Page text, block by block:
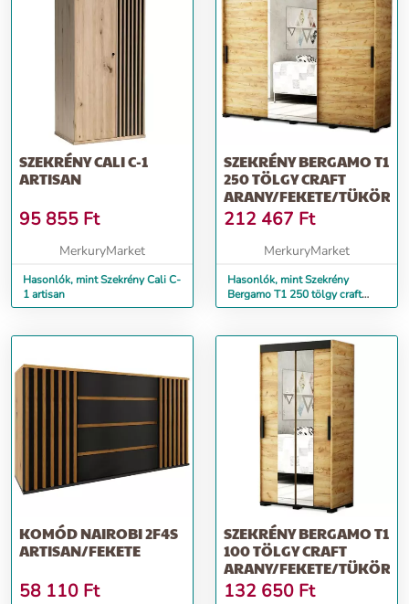
SZEKRÉNY CALI C-1
ARTISAN
95 855 Ft
MerkuryMarket
Hasonlók, mint Szekrény Cali C-
1 artisan
SZEKRÉNY BERGAMO T1
250 TÖLGY CRAFT
ARANY/FEKETE/TÜKÖR
212 467 Ft
MerkuryMarket
Hasonlók, mint Szekrény
Bergamo T1 250 tölgy craft
arany/fekete/Tükör
KOMÓD NAIROBI 2F4S
ARTISAN/FEKETE
58 110 Ft
SZEKRÉNY BERGAMO T1
100 TÖLGY CRAFT
ARANY/FEKETE/TÜKÖR
132 650 Ft